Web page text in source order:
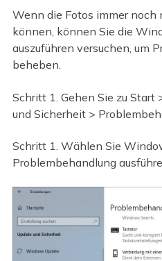
Wenn die Fotos immer
können, können Sie die
auszuführen versuchen, um
beheben.
Schritt 1. Gehen Sie zu Start
und Sicherheit >
Schritt 1. Wählen Sie
Problembehandlung